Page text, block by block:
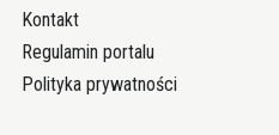
Kontakt
Regulamin portalu
Polityka prywatności